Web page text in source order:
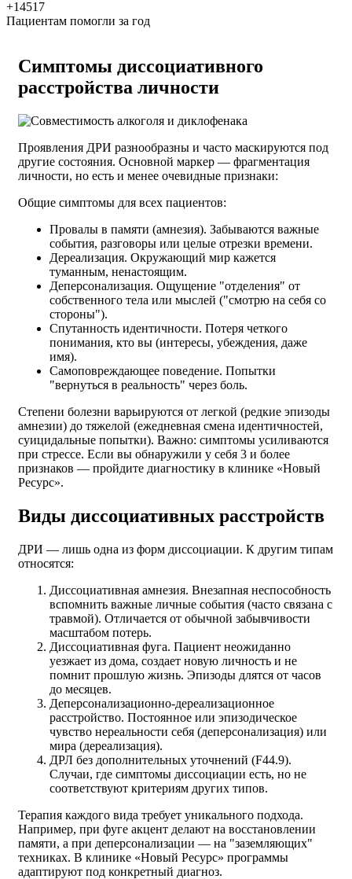
+14517
Пациентам помогли за год
Симптомы диссоциативного
расстройства личности
Проявления ДРИ разнообразны и часто маскируются под
другие состояния. Основной маркер — фрагментация
личности, но есть и менее очевидные признаки:
Общие симптомы для всех пациентов:
Провалы в памяти (амнезия). Забываются важные
события, разговоры или целые отрезки времени.
Дереализация. Окружающий мир кажется
туманным, ненастоящим.
Деперсонализация. Ощущение "отделения" от
собственного тела или мыслей ("смотрю на себя со
стороны").
Спутанность идентичности. Потеря четкого
понимания, кто вы (интересы, убеждения, даже
имя).
Самоповреждающее поведение. Попытки
"вернуться в реальность" через боль.
Степени болезни варьируются от легкой (редкие эпизоды
амнезии) до тяжелой (ежедневная смена идентичностей,
суицидальные попытки). Важно: симптомы усиливаются
при стрессе. Если вы обнаружили у себя 3 и более
признаков — пройдите диагностику в клинике «Новый
Ресурс».
Виды диссоциативных расстройств
ДРИ — лишь одна из форм диссоциации. К другим типам
относятся:
Диссоциативная амнезия. Внезапная неспособность
вспомнить важные личные события (часто связана с
травмой). Отличается от обычной забывчивости
масштабом потерь.
Диссоциативная фуга. Пациент неожиданно
уезжает из дома, создает новую личность и не
помнит прошлую жизнь. Эпизоды длятся от часов
до месяцев.
Деперсонализационно-дереализационное
расстройство. Постоянное или эпизодическое
чувство нереальности себя (деперсонализация) или
мира (дереализация).
ДРЛ без дополнительных уточнений (F44.9).
Случаи, где симптомы диссоциации есть, но не
соответствуют критериям других типов.
Терапия каждого вида требует уникального подхода.
Например, при фуге акцент делают на восстановлении
памяти, а при деперсонализации — на "заземляющих"
техниках. В клинике «Новый Ресурс» программы
адаптируют под конкретный диагноз.